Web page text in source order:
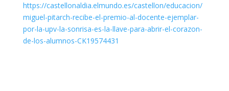
https://castellonaldia.elmundo.es/castellon/educacion/
miguel-pitarch-recibe-el-premio-al-docente-ejemplar-
por-la-upv-la-sonrisa-es-la-llave-para-abrir-el-corazon-
de-los-alumnos-CK19574431